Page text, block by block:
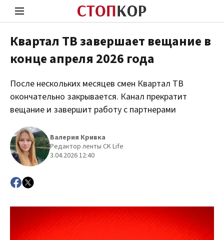
Стоп Политической Коррупции
Политика
Квартал ТВ завершает вещание в
конце апреля 2026 года
После нескольких месяцев смен Квартал ТВ
окончательно закрывается. Канал прекратит
вещание и завершит работу с партнерами
Валерия Кривка
Редактор ленты CK Life
3.04.2026 12:40